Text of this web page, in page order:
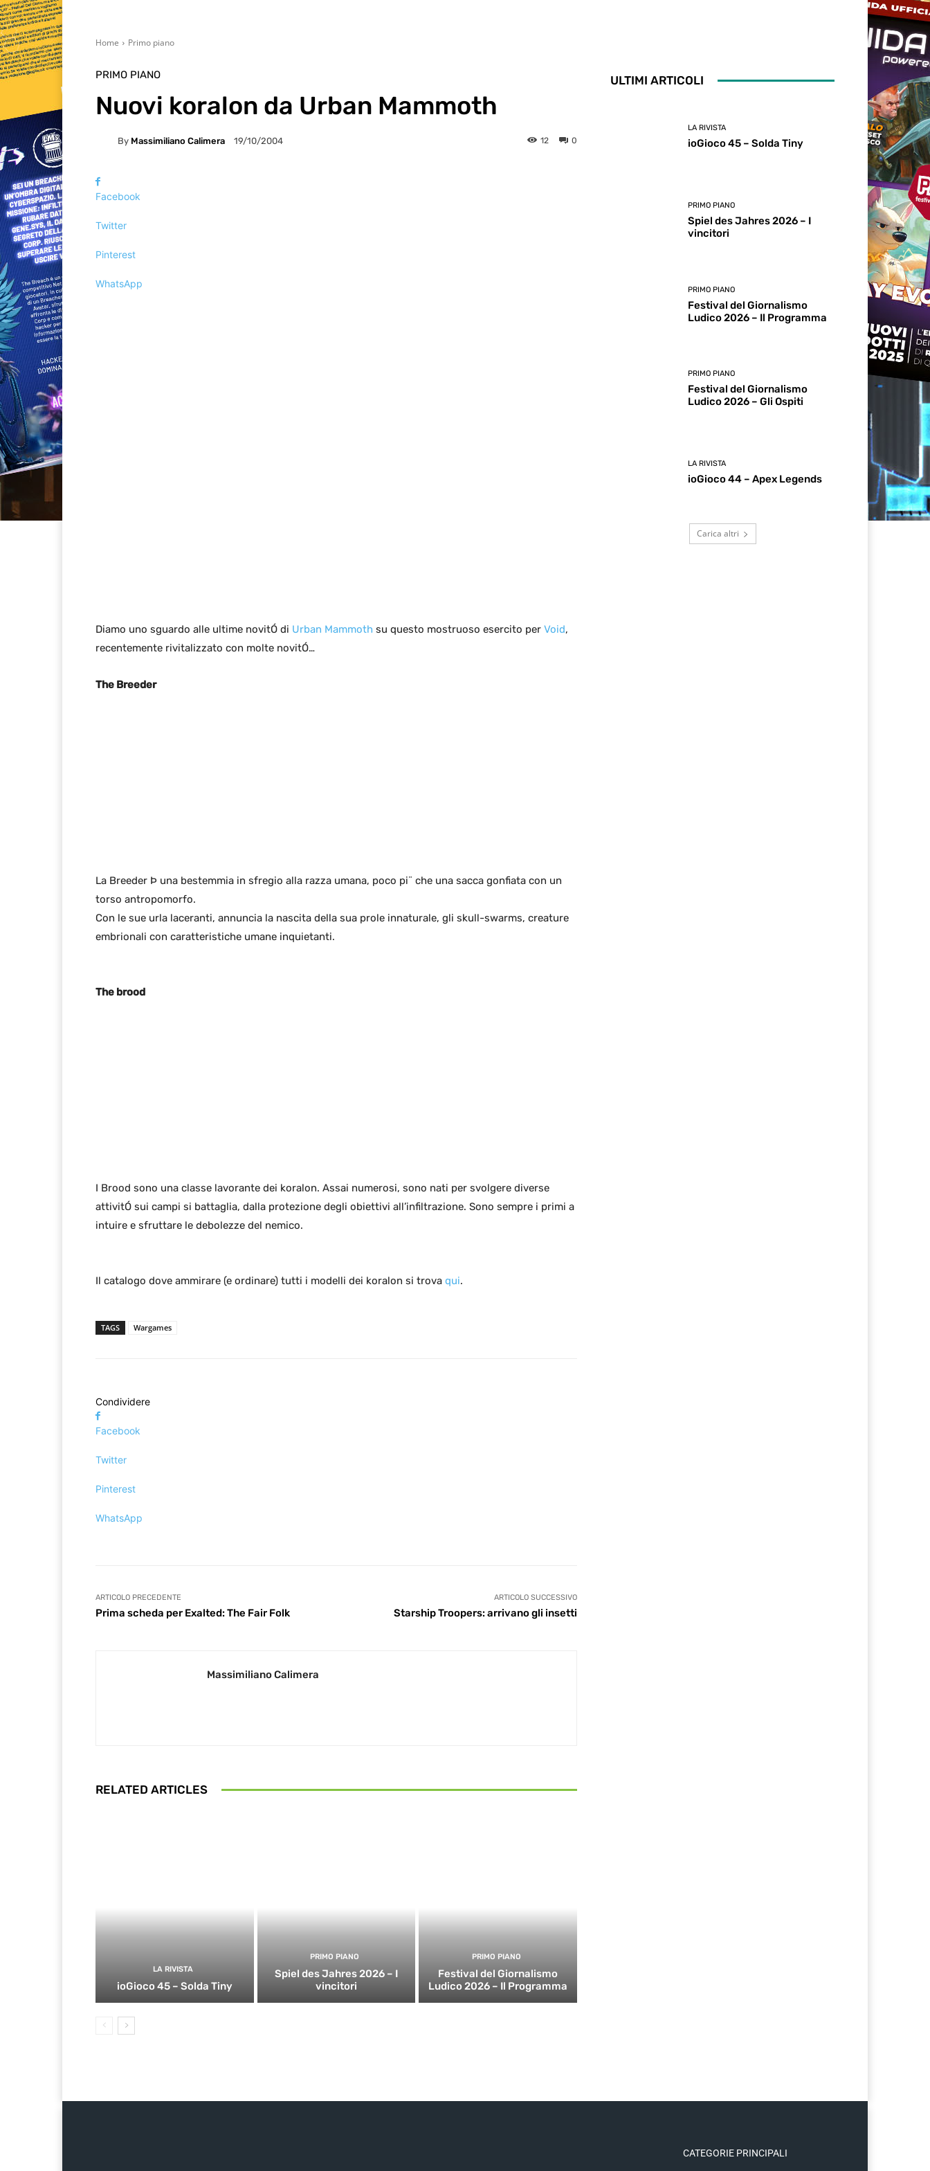
Home Primo piano
PRIMO PIANO
Nuovi koralon da Urban Mammoth
By Massimiliano Calimera 19/10/2004 0
12
Facebook
Twitter
Pinterest
WhatsApp
Diamo uno sguardo alle ultime novitÓ di Urban Mammoth su questo mostruoso esercito per Void,
recentemente rivitalizzato con molte novitÓ…
The Breeder
La Breeder Þ una bestemmia in sfregio alla razza umana, poco pi¨ che una sacca gonfiata con un
torso antropomorfo.
Con le sue urla laceranti, annuncia la nascita della sua prole innaturale, gli skull-swarms, creature
embrionali con caratteristiche umane inquietanti.
The brood
I Brood sono una classe lavorante dei koralon. Assai numerosi, sono nati per svolgere diverse
attivitÓ sui campi si battaglia, dalla protezione degli obiettivi all’infiltrazione. Sono sempre i primi a
intuire e sfruttare le debolezze del nemico.
Il catalogo dove ammirare (e ordinare) tutti i modelli dei koralon si trova qui.
TAGS Wargames
Condividere
Facebook
Twitter
Pinterest
WhatsApp
ARTICOLO PRECEDENTE
Prima scheda per Exalted: The Fair Folk
ARTICOLO SUCCESSIVO
Starship Troopers: arrivano gli insetti
Massimiliano Calimera
RELATED ARTICLES
LA RIVISTA
ioGioco 45 – Solda Tiny
PRIMO PIANO
Spiel des Jahres 2026 – I
vincitori
PRIMO PIANO
Festival del Giornalismo
Ludico 2026 – Il Programma
ULTIMI ARTICOLI
LA RIVISTA
ioGioco 45 – Solda Tiny
PRIMO PIANO
Spiel des Jahres 2026 – I
vincitori
PRIMO PIANO
Festival del Giornalismo
Ludico 2026 – Il Programma
PRIMO PIANO
Festival del Giornalismo
Ludico 2026 – Gli Ospiti
LA RIVISTA
ioGioco 44 – Apex Legends
Carica altri
CATEGORIE PRINCIPALI